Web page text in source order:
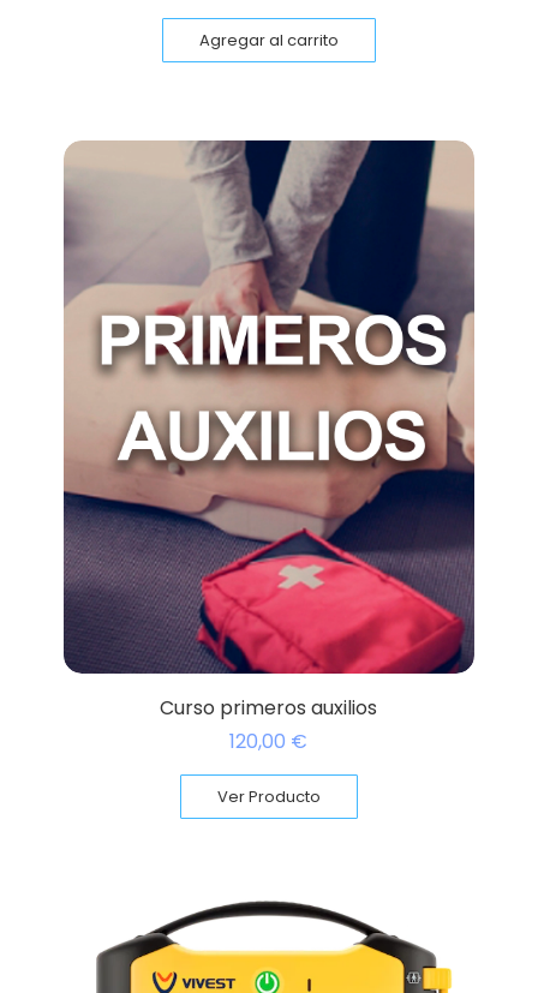
Agregar al carrito
Curso primeros auxilios
120,00 €
Ver Producto